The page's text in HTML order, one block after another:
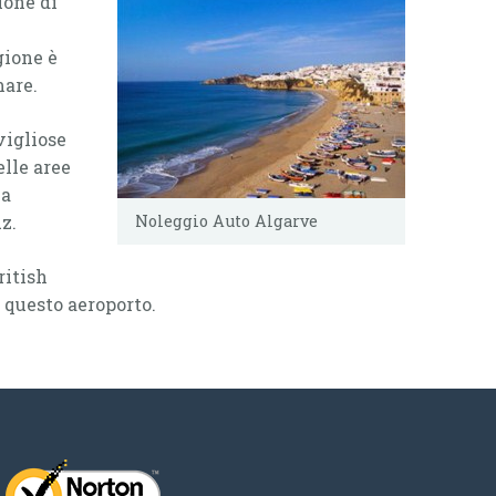
Noleggio Auto Algarve
è
aree
aeroporto.